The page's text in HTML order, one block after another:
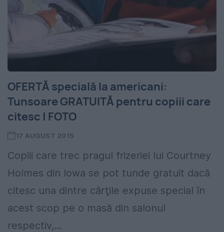
OFERTĂ specială la americani:
Tunsoare GRATUITĂ pentru copiii care
citesc | FOTO
17 AUGUST 2015
Copiii care trec pragul frizeriei lui Courtney
Holmes din Iowa se pot tunde gratuit dacă
citesc una dintre cărţile expuse special în
acest scop pe o masă din salonul
respectiv,...